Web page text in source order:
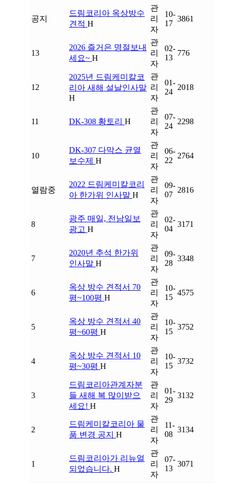
공지
드림코리아 옥상방수
견적 H
관
리
자
10-
17
3861
13
2026 즐거은 명절보내
세요~ H
관
리
자
02-
13
776
12
2025년 드림케미칼코
리아 새해 설날인사말
H
관
리
자
01-
24
2018
11 DK-308 황토리 H
관
리
자
07-
24
2298
10
DK-307 다막스 균열
보수제 H
관
리
자
06-
22
2764
열람중
2022 드림케미칼코리
아 한가위 인사말 H
관
리
자
09-
07
2816
8
광주 매일, 전남일보
광고 H
관
리
자
02-
04
3171
7
2020년 추석 한가위
인사말 H
관
리
자
09-
28
3348
6
옥상 방수 견적서 70
평~100평 H
관
리
자
10-
15
4575
5
옥상 방수 견적서 40
평~60평 H
관
리
자
10-
15
3752
4
옥상 방수 견적서 10
평~30평 H
관
리
자
10-
15
3732
3
드림코리아관계자분
들 새해 복 많이받으
세요! H
관
리
자
01-
29
3132
2
드림케미칼코리아 물
품 변경 공지 H
관
리
자
11-
08
3134
1
드림코리아가 리뉴얼
되었습니다. H
관
리
자
07-
13
3071